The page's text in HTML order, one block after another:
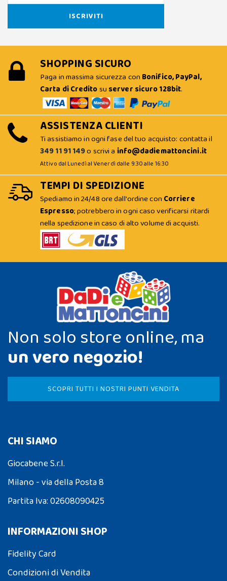
SHOPPING SICURO
Paga in massima sicurezza con Bonifico, PayPal,
Carta di Creditosu server sicuro 128bit.
ASSISTENZA CLIENTI
Ti assistiamo in ogni fase del tuo acquisto: contatta il
349 11 91 149o scrivi a info@dadiemattoncini.it
Attivo dal Lunedì al Venerdì dalle 9:30 alle 16:30
TEMPI DI SPEDIZIONE
Spediamo in 24/48 ore dall'ordine con Corriere
Espresso; potrebbero in ogni caso verificarsi ritardi
nella spedizione in caso di alto volume di acquisti.
Non solo store online, ma
un vero negozio!
SCOPRI TUTTI I NOSTRI PUNTI VENDITA
CHI SIAMO
Giocabene S.r.l.
Milano - via della Posta 8
Partita Iva: 02608090425
INFORMAZIONI SHOP
Fidelity Card
Condizioni di Vendita